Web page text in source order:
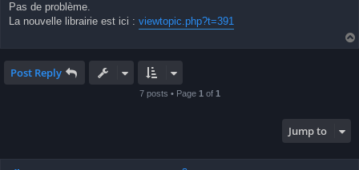
t
Pas de problème.
La nouvelle librairie est ici : viewtopic.php?t=391
Post Reply
7 posts • Page 1 of 1
Jump to